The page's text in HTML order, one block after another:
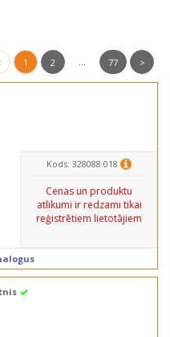
1 2 ... 77 >
Kods: 328088.018
Cenas un produktu
atlikumi ir redzami tikai
reģistrētiem lietotājiem